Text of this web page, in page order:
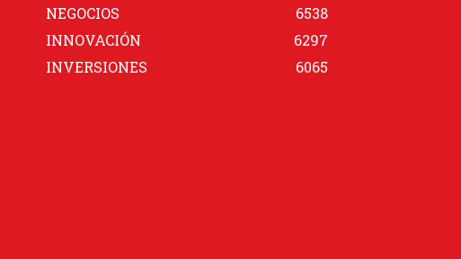
NEGOCIOS
6538
INNOVACIÓN
6297
INVERSIONES
6065